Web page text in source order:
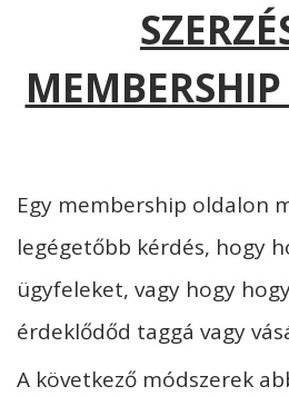
Egy membership oldalon
legégetőbb kérdés, hogy
ügyfeleket, vagy hogy
érdeklődőd taggá vagy
A következő módszerek